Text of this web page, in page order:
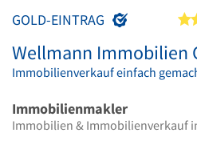
GOLD-EINTRAG
Wellmann Immobilien
Immobilienverkauf einfach
Immobilienmakler
Immobilien & Immobilienverkauf